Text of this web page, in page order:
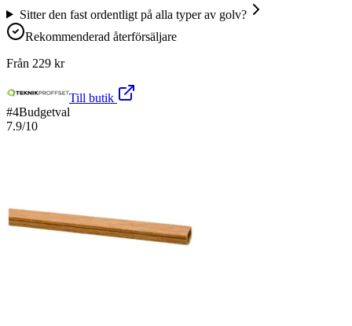
Sitter den fast ordentligt på alla typer av golv?
Rekommenderad återförsäljare
Från 229 kr
Till butik
#4Budgetval
7.9/10